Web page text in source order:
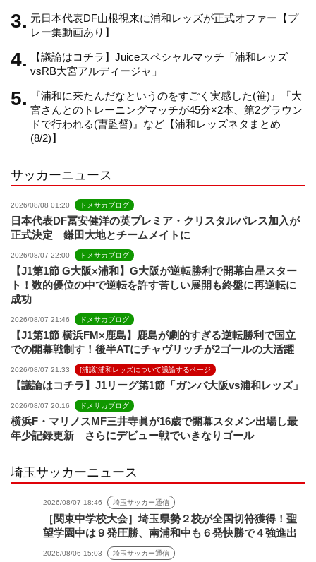
n
e
元日本代表DF山根視来に浦和レッズが正式オファー【プ
レー集動画あり】
【議論はコチラ】Juiceスペシャルマッチ「浦和レッズ
vsRB大宮アルディージャ」
『浦和に来たんだなというのをすごく実感した(笹)』『大
宮さんとのトレーニングマッチが45分×2本、第2グラウン
ドで行われる(曺監督)』など【浦和レッズネタまとめ
(8/2)】
サッカーニュース
2026/08/08 01:20 ドメサカブログ
日本代表DF冨安健洋の英プレミア・クリスタルパレス加入が
正式決定 鎌田大地とチームメイトに
2026/08/07 22:00 ドメサカブログ
【J1第1節 G大阪×浦和】G大阪が逆転勝利で開幕白星スター
ト！数的優位の中で逆転を許す苦しい展開も終盤に再逆転に
成功
2026/08/07 21:46 ドメサカブログ
【J1第1節 横浜FM×鹿島】鹿島が劇的すぎる逆転勝利で国立
での開幕戦制す！後半ATにチャヴリッチが2ゴールの大活躍
2026/08/07 21:33 [浦議]浦和レッズについて議論するページ
【議論はコチラ】J1リーグ第1節「ガンバ大阪vs浦和レッズ」
2026/08/07 20:16 ドメサカブログ
横浜F・マリノスMF三井寺眞が16歳で開幕スタメン出場し最
年少記録更新 さらにデビュー戦でいきなりゴール
埼玉サッカーニュース
2026/08/07 18:46 埼玉サッカー通信
［関東中学校大会］埼玉県勢２校が全国切符獲得！聖
望学園中は９発圧勝、南浦和中も６発快勝で４強進出
2026/08/06 15:03 埼玉サッカー通信